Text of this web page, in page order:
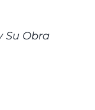
Su Obra